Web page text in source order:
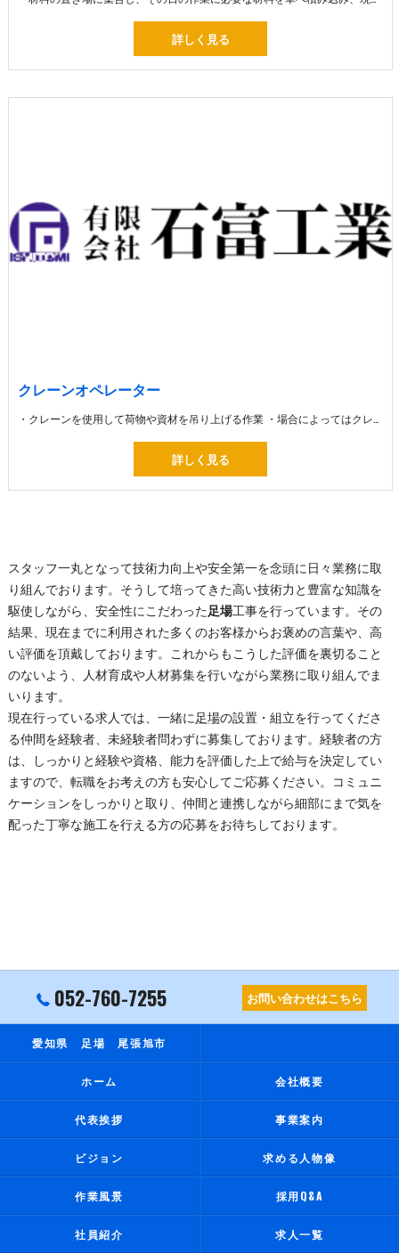
詳しく見る
クレーンオペレーター
詳しく見る
スタッフ一丸となって技術力向上や安全第一を念頭に日々業務に取
り組んでおります。そうして培ってきた高い技術力と豊富な知識を
駆使しながら、安全性にこだわった足場工事を行っています。その
結果、現在までに利用された多くのお客様からお褒めの言葉や、高
い評価を頂戴しております。これからもこうした評価を裏切ること
のないよう、人材育成や人材募集を行いながら業務に取り組んでま
いります。
現在行っている求人では、一緒に 足場の設置・組立を行ってくださ
る仲間を経験者、未経験者問わずに募集しております。経験者の方
は、しっかりと経験や資格、能力を評価した上で給与を決定してい
ますので、転職をお考えの方も安心してご応募ください。コミュニ
ケーションをしっかりと取り、仲間と連携しながら細部にまで気を
配った丁寧な施工を行える方の応募をお待ちしております。
052-760-7255 お問い合わせはこちら
愛知県 足場 尾張旭市
ホーム 会社概要
代表挨拶 事業案内
ビジョン 求める人物像
作業風景 採用Q&A
社員紹介 求人一覧